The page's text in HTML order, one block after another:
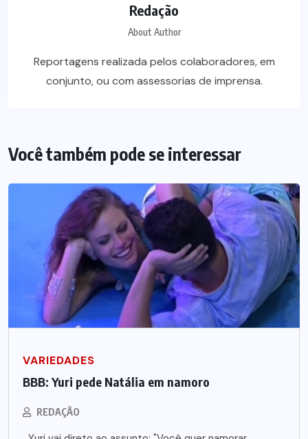
Redação
About Author
Reportagens realizada pelos colaboradores, em
conjunto, ou com assessorias de imprensa.
Você também pode se interessar
VARIEDADES
BBB: Yuri pede Natália em namoro
REDAÇÃO